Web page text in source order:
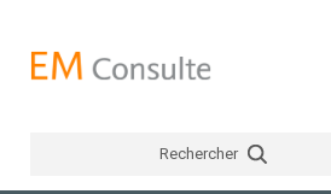
Rechercher